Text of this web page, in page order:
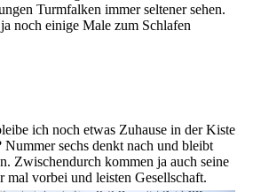
Turmfalken immer seltener sehen.
noch einige Male zum Schlafen
ich noch etwas Zuhause in der Kiste
Nummer sechs denkt nach und bleibt
Zwischendurch kommen ja auch seine
mal vorbei und leisten Gesellschaft.